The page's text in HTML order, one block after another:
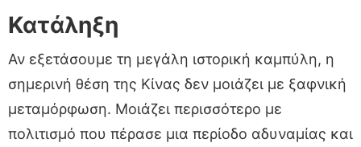
Κατάληξη
Αν εξετάσουμε τη μεγάλη ιστορική καμπύλη, η
σημερινή θέση της Κίνας δεν μοιάζει με ξαφνική
μεταμόρφωση. Μοιάζει περισσότερο με
πολιτισμό που πέρασε μια περίοδο αδυναμίας και